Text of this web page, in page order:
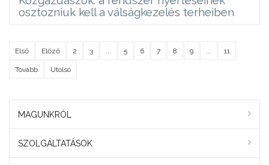
osztozniuk kell a válságkezelés terheiben
Első Előző 2 3 ... 5 6 7 8 9 ... 11
Tovább Utolsó
MAGUNKRÓL
SZOLGÁLTATÁSOK